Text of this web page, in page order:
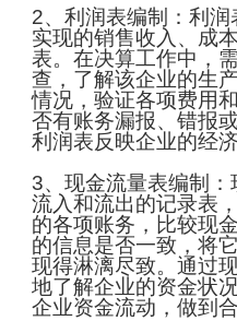
2、利润表编制：利
实现的销售收入、成
表。在决算工作中，
查，了解该企业的生
情况，验证各项费用
否有账务漏报、错报
利润表反映企业的经济
3、现金流量表编制
流入和流出的记录表
的各项账务，比较现
的信息是否一致，将
现得淋漓尽致。通过
地了解企业的资金状
企业资金流动，做到合